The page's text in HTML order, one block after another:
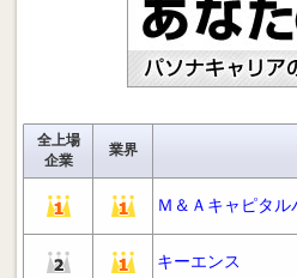
全上場
企業
業界
Ｍ＆Ａキャピタル
キーエンス